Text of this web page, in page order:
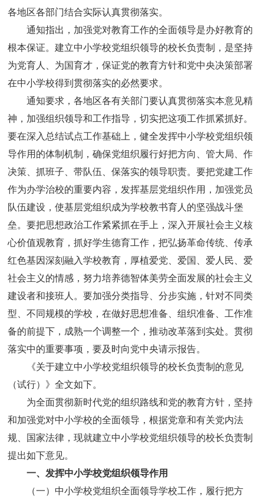
各地区各部门结合实际认真贯彻落实。
通知指出，加强党对教育工作的全面领导是办好教育的
根本保证。建立中小学校党组织领导的校长负责制，是坚持
为党育人、为国育才，保证党的教育方针和党中央决策部署
在中小学校得到贯彻落实的必然要求。
通知要求，各地区各有关部门要认真贯彻落实本意见精
神，加强组织领导和工作指导，切实把这项工作抓紧抓好。
要在深入总结试点工作基础上，健全发挥中小学校党组织领
导作用的体制机制，确保党组织履行好把方向、管大局、作
决策、抓班子、带队伍、保落实的领导职责。要把党建工作
作为办学治校的重要内容，发挥基层党组织作用，加强党员
队伍建设，使基层党组织成为学校教书育人的坚强战斗堡
垒。要把思想政治工作紧紧抓在手上，深入开展社会主义核
心价值观教育，抓好学生德育工作，把弘扬革命传统、传承
红色基因深刻融入学校教育，厚植爱党、爱国、爱人民、爱
社会主义的情感，努力培养德智体美劳全面发展的社会主义
建设者和接班人。要加强分类指导、分步实施，针对不同类
型、不同规模的学校，在做好思想准备、组织准备、工作准
备的前提下，成熟一个调整一个，推动改革落到实处。贯彻
落实中的重要事项，要及时向党中央请示报告。
《关于建立中小学校党组织领导的校长负责制的意见
（试行）》全文如下。
为全面贯彻新时代党的组织路线和党的教育方针，坚持
和加强党对中小学校的全面领导，根据党章和有关党内法
规、国家法律，现就建立中小学校党组织领导的校长负责制
提出如下意见。
一、发挥中小学校党组织领导作用
（一）中小学校党组织全面领导学校工作，履行把方